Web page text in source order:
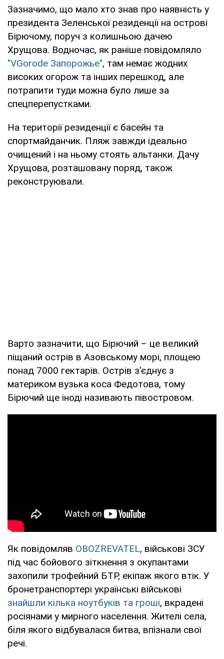
Зазначимо, що мало хто знав про наявність у
президента Зеленської резиденції на острові
Бірючому, поруч з колишньою дачею
Хрущова. Водночас, як раніше повідомляло
"VGorode Запорожье", там немає жодних
високих огорож та інших перешкод, але
потрапити туди можна було лише за
спецперепустками.
На території резиденції є басейн та
спортмайданчик. Пляж завжди ідеально
очищений і на ньому стоять альтанки. Дачу
Хрущова, розташовану поряд, також
реконструювали.
Варто зазначити, що Бірючий – це великий
піщаний острів в Азовському морі, площею
понад 7000 гектарів. Острів з'єднує з
материком вузька коса Федотова, тому
Бірючий ще іноді називають півостровом.
Як повідомляв OBOZREVATEL, військові ЗСУ
під час бойового зіткнення з окупантами
захопили трофейний БТР, екіпаж якого втік. У
бронетранспортері українські військові
знайшли кілька ноутбуків та гроші, вкрадені
росіянами у мирного населення. Жителі села,
біля якого відбувалася битва, впізнали свої
речі.